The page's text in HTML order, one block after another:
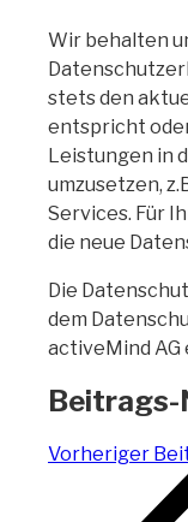
Wir behalten
stets den
entspricht
Leistungen in
umzusetzen,
Services. Für
die neue
Die
dem
activeMind AG
Vorheriger